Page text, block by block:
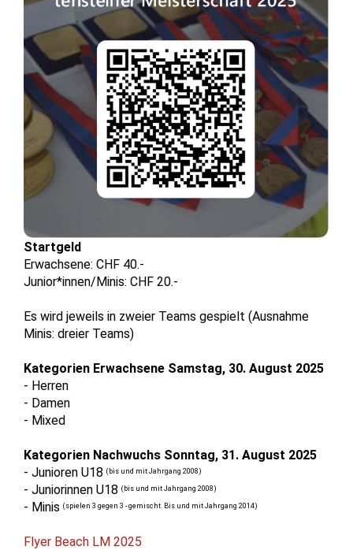
Startgeld
Erwachsene: CHF 40.-
Junior*innen/Minis: CHF 20.-
Es wird jeweils in zweier Teams gespielt (Ausnahme
Minis: dreier Teams)
Kategorien Erwachsene Samstag, 30. August 2025
- Herren
- Damen
- Mixed
Kategorien Nachwuchs Sonntag, 31. August 2025
- Junioren U18 (bis und mit Jahrgang 2008)
- Juniorinnen U18 (bis und mit Jahrgang 2008)
- Minis (spielen 3 gegen 3 - gemischt. Bis und mit Jahrgang 2014)
Flyer Beach LM 2025